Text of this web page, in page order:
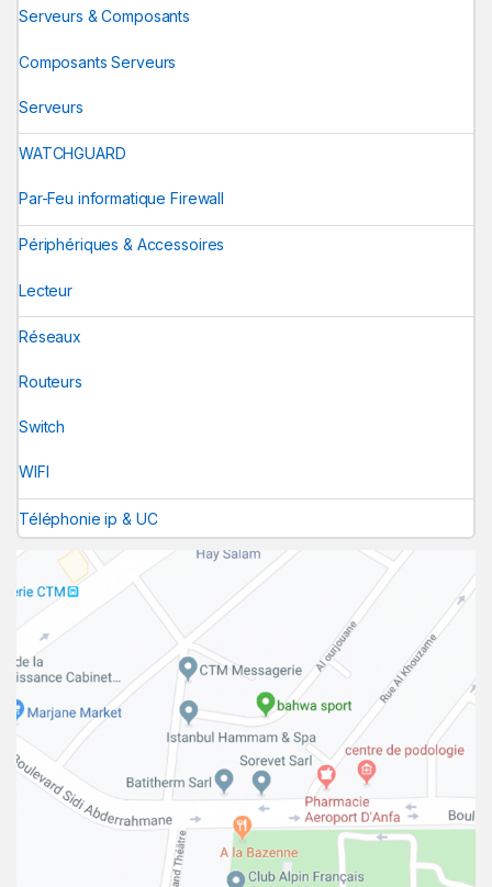
Serveurs & Composants
Composants Serveurs
Serveurs
WATCHGUARD
Par-Feu informatique Firewall
Périphériques & Accessoires
Lecteur
Réseaux
Routeurs
Switch
WIFI
Téléphonie ip & UC